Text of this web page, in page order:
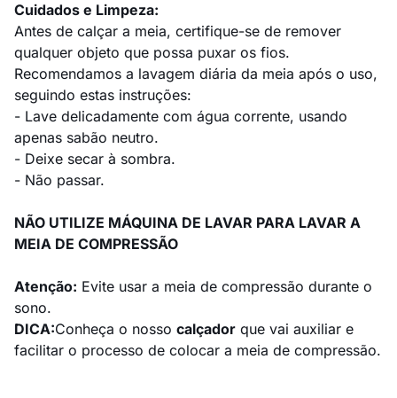
Cuidados e Limpeza:
Antes de calçar a meia, certifique-se de remover
qualquer objeto que possa puxar os fios.
Recomendamos a lavagem diária da meia após o uso,
seguindo estas instruções:
- Lave delicadamente com água corrente, usando
apenas sabão neutro.
- Deixe secar à sombra.
- Não passar.
NÃO UTILIZE MÁQUINA DE LAVAR PARA LAVAR A
MEIA DE COMPRESSÃO
Atenção: Evite usar a meia de compressão durante o
sono.
DICA:Conheça o nosso calçador que vai auxiliar e
facilitar o processo de colocar a meia de compressão.